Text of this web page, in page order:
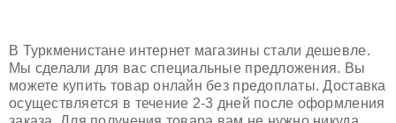
В Туркменистане интернет магазины стали дешевле.
Мы сделали для вас специальные предложения. Вы
можете купить товар онлайн без предоплаты. Доставка
осуществляется в течение 2-3 дней после оформления